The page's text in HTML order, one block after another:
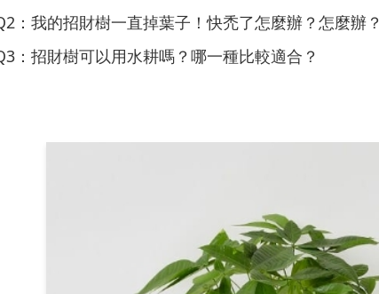
：我的招財樹一直掉葉子！快禿了怎麼辦？怎麼辦？
：招財樹可以用水耕嗎？哪一種比較適合？